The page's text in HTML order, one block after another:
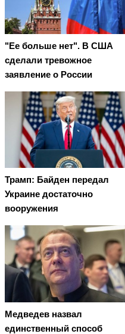
"Ее больше нет". В США
сделали тревожное
заявление о России
Трамп: Байден передал
Украине достаточно
вооружения
Медведев назвал
единственный способ